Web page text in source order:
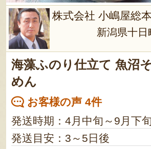
株式会社 小嶋屋総
新潟県十日
海藻ふのり仕立て 魚沼
めん
お客様の声 4件
発送時期：4月中旬～9月下旬
発送目安：3～5日後